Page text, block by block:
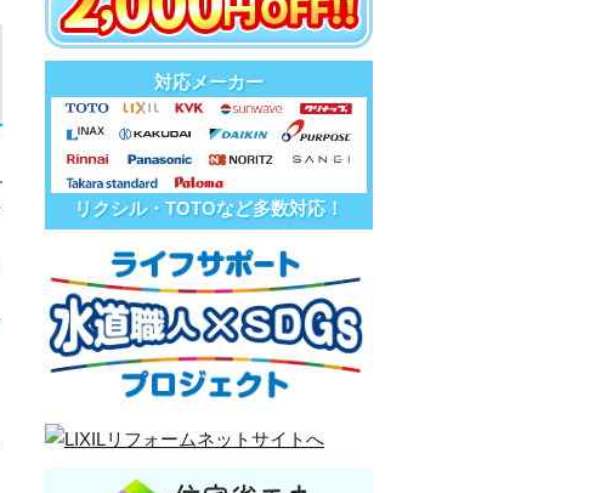
対応メーカー
リクシル・TOTOなど多数対応！